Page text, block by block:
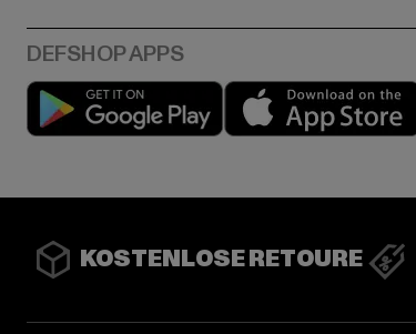
Play market
KOSTENLOSE RETOURE